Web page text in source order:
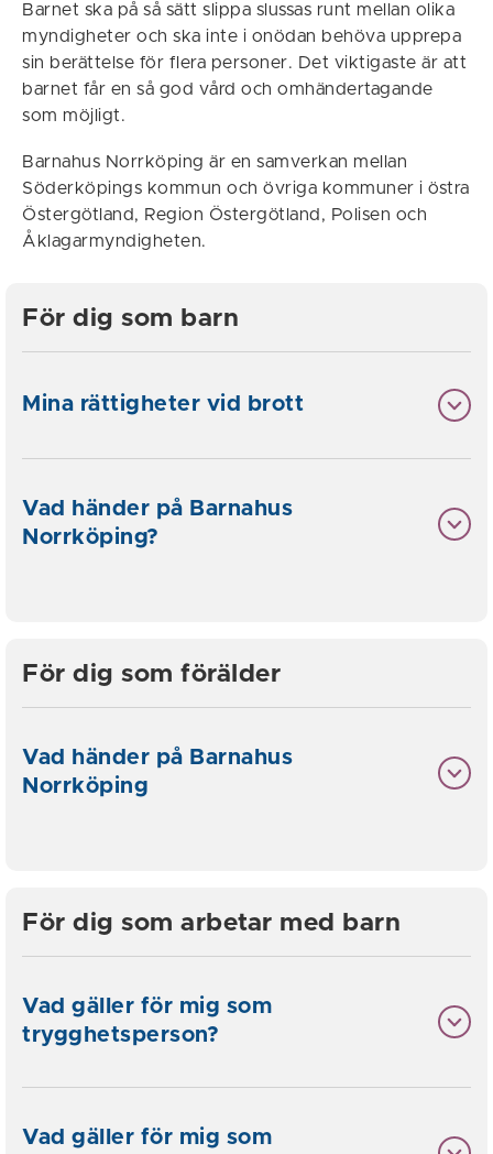
Barnet ska på så sätt slippa slussas runt mellan olika
myndigheter och ska inte i onödan behöva upprepa
sin berättelse för flera personer. Det viktigaste är att
barnet får en så god vård och omhändertagande
som möjligt.
Barnahus Norrköping är en samverkan mellan
Söderköpings kommun och övriga kommuner i östra
Östergötland, Region Östergötland, Polisen och
Åklagarmyndigheten.
För dig som barn
Mina rättigheter vid brott
Vad händer på Barnahus
Norrköping?
För dig som förälder
Vad händer på Barnahus
Norrköping
För dig som arbetar med barn
Vad gäller för mig som
trygghetsperson?
Vad gäller för mig som